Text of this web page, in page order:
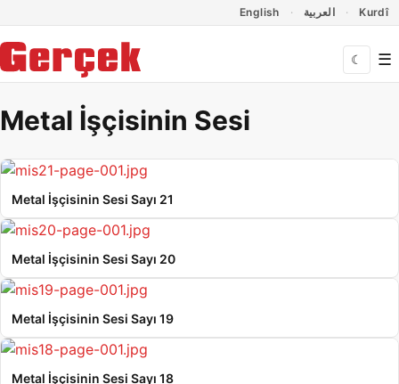
English العربية Kurdî
☾ ☰
Metal İşçisinin Sesi
Metal İşçisinin Sesi Sayı 21
Metal İşçisinin Sesi Sayı 20
Metal İşçisinin Sesi Sayı 19
Metal İşçisinin Sesi Sayı 18